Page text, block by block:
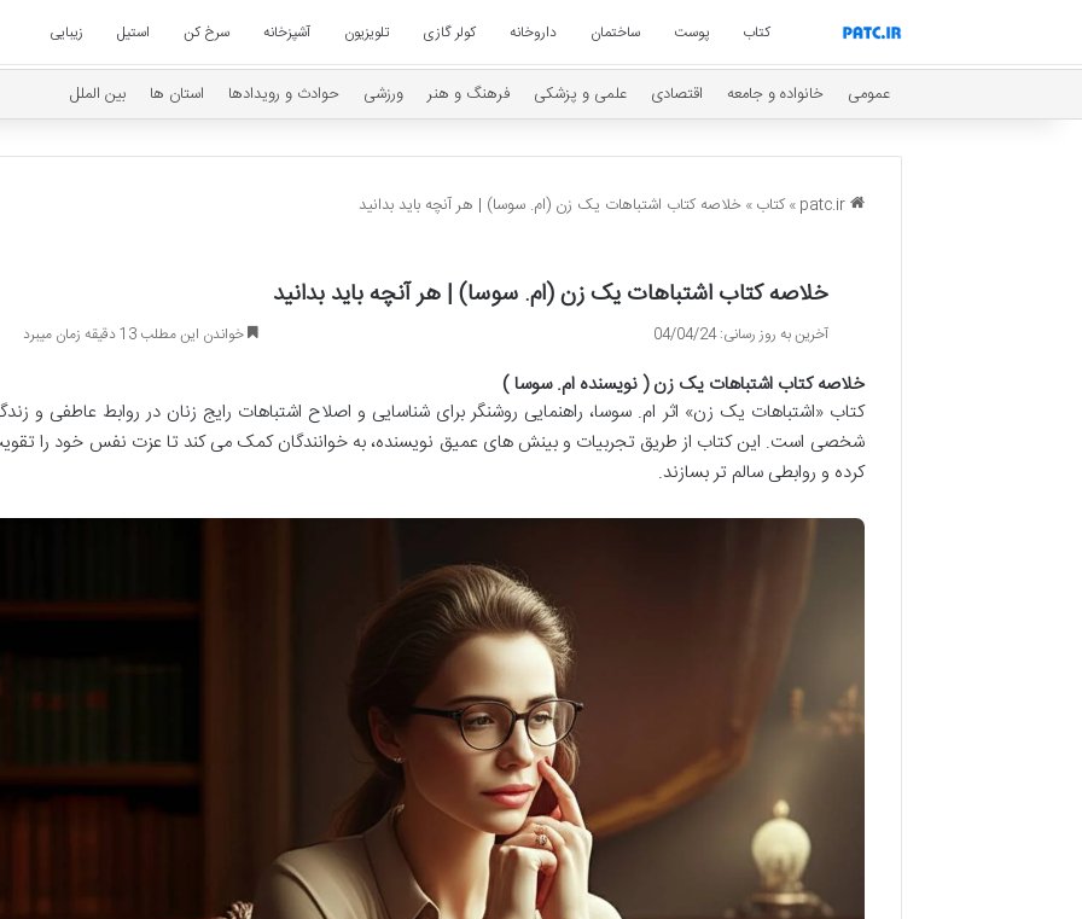
کتاب پوست ساختمان داروخانه کولر گازی تلویزیون آشپزخانه سرخ کن استیل زیبایی
عمومی خانواده و جامعه اقتصادی علمی و پزشکی فرهنگ و هنر ورزشی حوادث و رویدادها استان ها بین الملل
patc.ir
» کتاب » خلاصه کتاب اشتباهات یک زن (ام. سوسا) | هر آنچه باید بدانید
خلاصه کتاب اشتباهات یک زن (ام. سوسا) | هر آنچه باید بدانید
آخرین به روز رسانی: 04/04/24 خواندن این مطلب 13 دقیقه زمان میبرد
خلاصه کتاب اشتباهات یک زن ( نویسنده ام. سوسا )
کتاب «اشتباهات یک زن» اثر ام. سوسا، راهنمایی روشنگر برای شناسایی و اصلاح اشتباهات رایج زنان در روابط عاطفی و
شخصی است. این کتاب از طریق تجربیات و بینش های عمیق نویسنده، به خوانندگان کمک می کند تا عزت نفس خود را
کرده و روابطی سالم تر بسازند.